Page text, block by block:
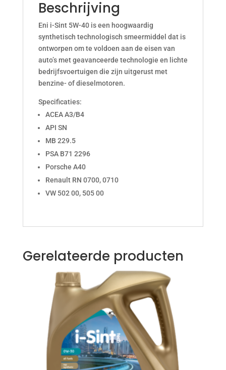
Beschrijving
Eni i-Sint 5W-40 is een hoogwaardig
synthetisch technologisch smeermiddel dat is
ontworpen om te voldoen aan de eisen van
auto’s met geavanceerde technologie en lichte
bedrijfsvoertuigen die zijn uitgerust met
benzine- of dieselmotoren.
Specificaties:
ACEA A3/B4
API SN
MB 229.5
PSA B71 2296
Porsche A40
Renault RN 0700, 0710
VW 502 00, 505 00
Gerelateerde producten